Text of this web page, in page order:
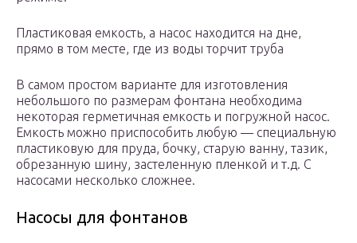
Пластиковая емкость, а насос находится на дне,
прямо в том месте, где из воды торчит труба
В самом простом варианте для изготовления
небольшого по размерам фонтана необходима
некоторая герметичная емкость и погружной насос.
Емкость можно приспособить любую — специальную
пластиковую для пруда, бочку, старую ванну, тазик,
обрезанную шину, застеленную пленкой и т.д. С
насосами несколько сложнее.
Насосы для фонтанов